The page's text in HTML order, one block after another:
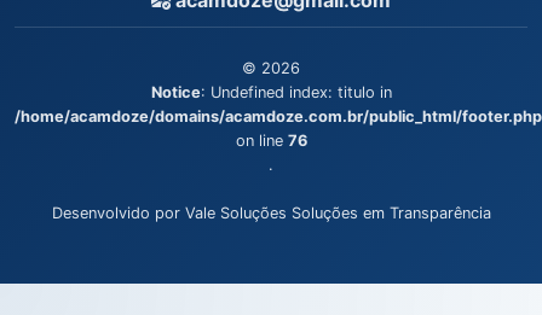
© 2026
Notice: Undefined index: titulo in
/home/acamdoze/domains/acamdoze.com.br/public_html/footer.php
on line 76
.
Desenvolvido por Vale Soluções Soluções em Transparência